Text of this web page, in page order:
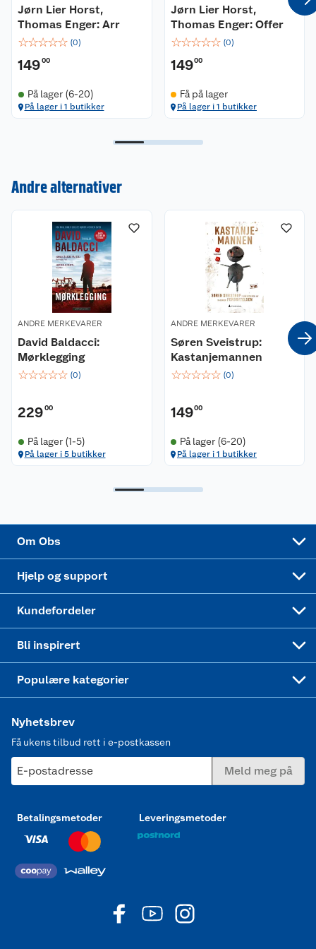
Jørn Lier Horst,
Thomas Enger: Arr
☆☆☆☆☆ (0)
14900
På lager (6-20)
På lager i 1 butikker
Jørn Lier Horst,
Thomas Enger: Offer
☆☆☆☆☆ (0)
14900
Få på lager
På lager i 1 butikker
Andre alternativer
ANDRE MERKEVARER
David Baldacci:
Mørklegging
☆☆☆☆☆ (0)
22900
På lager (1-5)
På lager i 5 butikker
ANDRE MERKEVARER
Søren Sveistrup:
Kastanjemannen
☆☆☆☆☆ (0)
14900
På lager (6-20)
På lager i 1 butikker
Om Obs
Om oss
Nyheter
Våre butikker
Våre merkevarer
Coop kjeder
Ledige stillinger
Samvirkelag
Hjelp og support
Kontakt oss
Angre- og returrett
Reklamasjon og garanti
Ofte stilte spørsmål
Betalingsalternativer
Leveringsalternativer
Kjøpsvilkår
Kundefordeler
Åpent kjøp
Klikk og hent
Bli inspirert
Festdrakter til hele familien
Populære kategorier
Hagemøbler og utemøbler
Nyhetsbrev
Få ukens tilbud rett i e-postkassen
E-postadresse Meld meg på
Betalingsmetoder Leveringsmetoder